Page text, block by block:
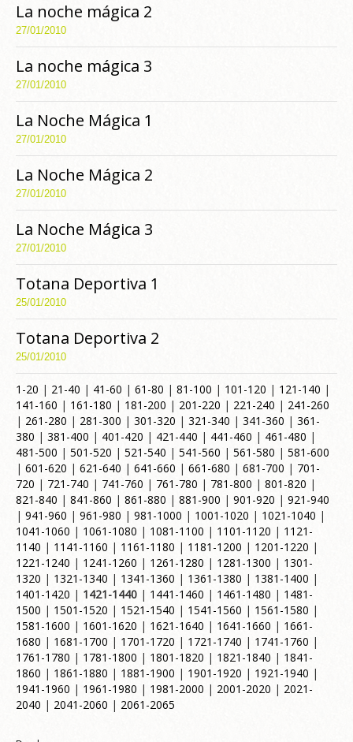
La noche mágica 2
27/01/2010
La noche mágica 3
27/01/2010
La Noche Mágica 1
27/01/2010
La Noche Mágica 2
27/01/2010
La Noche Mágica 3
27/01/2010
Totana Deportiva 1
25/01/2010
Totana Deportiva 2
25/01/2010
1-20 | 21-40 | 41-60 | 61-80 | 81-100 | 101-120 | 121-140 |
141-160 | 161-180 | 181-200 | 201-220 | 221-240 | 241-260
| 261-280 | 281-300 | 301-320 | 321-340 | 341-360 | 361-
380 | 381-400 | 401-420 | 421-440 | 441-460 | 461-480 |
481-500 | 501-520 | 521-540 | 541-560 | 561-580 | 581-600
| 601-620 | 621-640 | 641-660 | 661-680 | 681-700 | 701-
720 | 721-740 | 741-760 | 761-780 | 781-800 | 801-820 |
821-840 | 841-860 | 861-880 | 881-900 | 901-920 | 921-940
| 941-960 | 961-980 | 981-1000 | 1001-1020 | 1021-1040 |
1041-1060 | 1061-1080 | 1081-1100 | 1101-1120 | 1121-
1140 | 1141-1160 | 1161-1180 | 1181-1200 | 1201-1220 |
1221-1240 | 1241-1260 | 1261-1280 | 1281-1300 | 1301-
1320 | 1321-1340 | 1341-1360 | 1361-1380 | 1381-1400 |
1401-1420 | 1421-1440 | 1441-1460 | 1461-1480 | 1481-
1500 | 1501-1520 | 1521-1540 | 1541-1560 | 1561-1580 |
1581-1600 | 1601-1620 | 1621-1640 | 1641-1660 | 1661-
1680 | 1681-1700 | 1701-1720 | 1721-1740 | 1741-1760 |
1761-1780 | 1781-1800 | 1801-1820 | 1821-1840 | 1841-
1860 | 1861-1880 | 1881-1900 | 1901-1920 | 1921-1940 |
1941-1960 | 1961-1980 | 1981-2000 | 2001-2020 | 2021-
2040 | 2041-2060 | 2061-2065